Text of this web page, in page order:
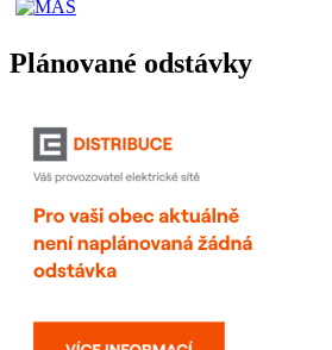
Plánované odstávky